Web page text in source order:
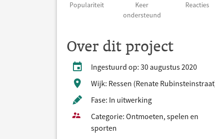
Populariteit
Keer
ondersteund
Reacties
Over dit project
Ingestuurd op: 30 augustus 2020
Wijk: Ressen (Renate
Fase: In uitwerking
Categorie: Ontmoeten, spelen en
sporten